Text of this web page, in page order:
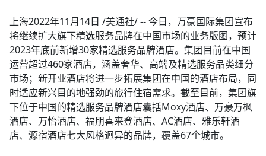
上海2022年11月14日 /美通社/ -- 今日，万豪国际集团宣布
将继续扩大旗下精选服务品牌在中国市场的业务版图，预计
2023年底前新增30家精选服务品牌酒店。集团目前在中国
运营超过460家酒店，涵盖奢华、高端及精选服务品类细分
市场；新开业酒店将进一步拓展集团在中国的酒店布局，同
时适应新兴目的地强劲的旅行住宿需求。截至目前，集团旗
下位于中国的精选服务品牌酒店囊括Moxy酒店、万豪万枫
酒店、万怡酒店、福朋喜来登酒店、AC酒店、雅乐轩酒
店、源宿酒店七大风格迥异的品牌，覆盖67个城市。​